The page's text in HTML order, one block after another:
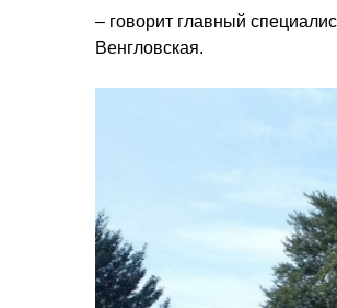
– говорит главный
Венгловская.